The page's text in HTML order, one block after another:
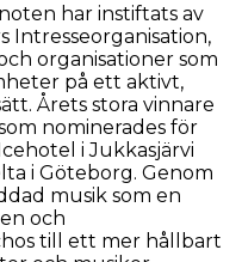
har instiftats av
Intresseorganisation,
organisationer som
på ett aktivt,
Årets stora vinnare
nominerades för
i Jukkasjärvi
i Göteborg. Genom
musik som en
och
till ett mer hållbart